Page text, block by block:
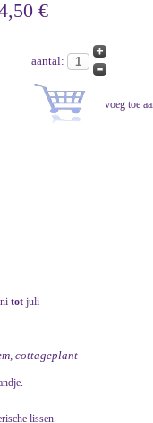
€
aantal:
tot juli
cottageplant
lissen.